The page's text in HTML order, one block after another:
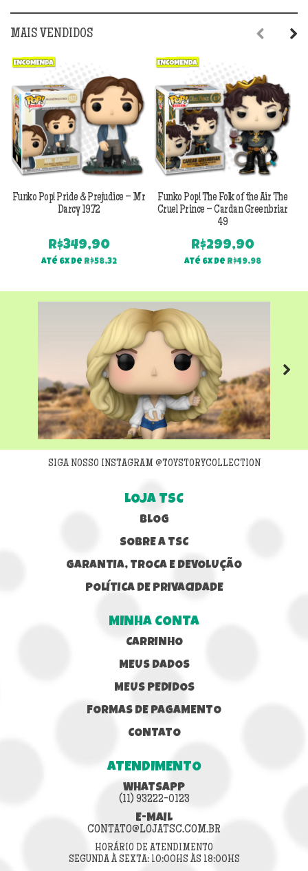
MAIS VENDIDOS
Funko Pop! Pride & Prejudice – Mr
Darcy 1972
R$349,90
Até 6x de R$58,32
Funko Pop! The Folk of the Air The
Cruel Prince – Cardan Greenbriar
49
R$299,90
Até 6x de R$49,98
Next
SIGA NOSSO INSTAGRAM @TOYSTORYCOLLECTION
LOJA TSC
BLOG
SOBRE A TSC
GARANTIA, TROCA E DEVOLUÇÃO
POLÍTICA DE PRIVACIDADE
MINHA CONTA
CARRINHO
MEUS DADOS
MEUS PEDIDOS
FORMAS DE PAGAMENTO
CONTATO
ATENDIMENTO
WHATSAPP
(11) 93222-0123
E-MAIL
CONTATO@LOJATSC.COM.BR
HORÁRIO DE ATENDIMENTO
SEGUNDA À SEXTA: 10:00HS ÀS 18:00HS